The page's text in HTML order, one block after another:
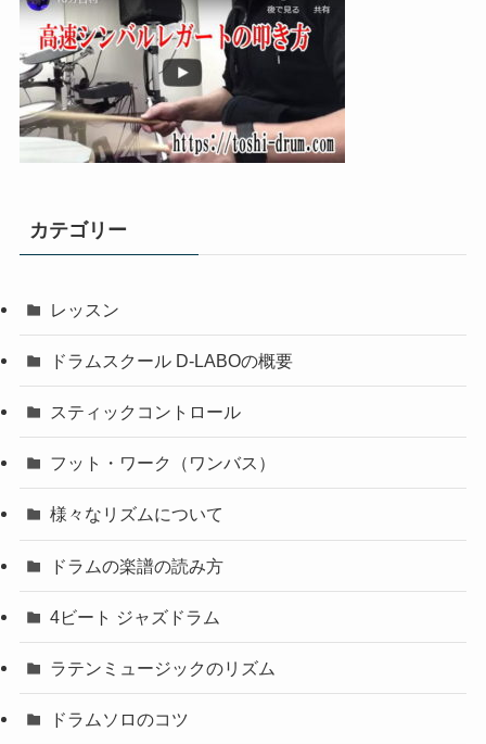
カテゴリー
レッスン
ドラムスクール D-LABOの概要
スティックコントロール
フット・ワーク（ワンバス）
様々なリズムについて
ドラムの楽譜の読み方
4ビート ジャズドラム
ラテンミュージックのリズム
ドラムソロのコツ